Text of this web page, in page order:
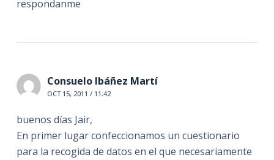
respondanme
Consuelo Ibáñez Martí
OCT 15, 2011 / 11:42
buenos días Jair,
En primer lugar confeccionamos un cuestionario
para la recogida de datos en el que necesariamente